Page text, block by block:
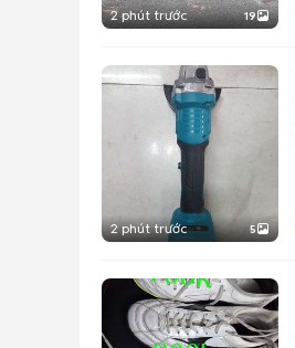
2 phút trước 19
2 phút trước 5